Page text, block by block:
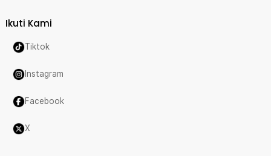
Ikuti Kami
Tiktok
Instagram
Facebook
X